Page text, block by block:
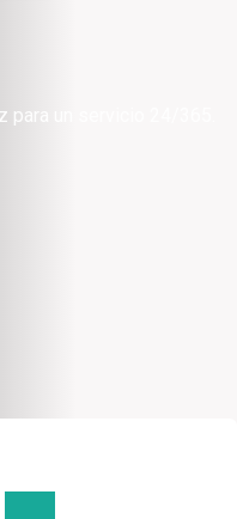
un servicio 24/365.